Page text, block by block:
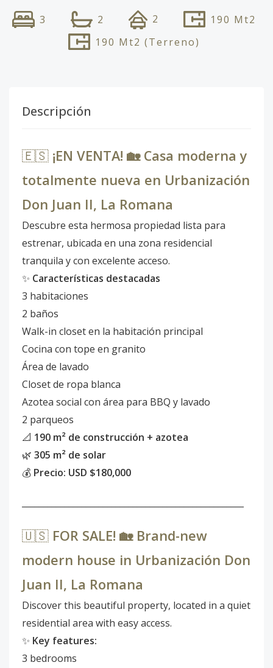
3 2 2 190 Mt2
190 Mt2 (Terreno)
Descripción
🇪🇸 ¡EN VENTA! 🏡 Casa moderna y
totalmente nueva en Urbanización
Don Juan II, La Romana
Descubre esta hermosa propiedad lista para
estrenar, ubicada en una zona residencial
tranquila y con excelente acceso.
✨ Características destacadas
3 habitaciones
2 baños
Walk-in closet en la habitación principal
Cocina con tope en granito
Área de lavado
Closet de ropa blanca
Azotea social con área para BBQ y lavado
2 parqueos
📐 190 m² de construcción + azotea
🌿 305 m² de solar
💰 Precio: USD $180,000
🇺🇸 FOR SALE! 🏡 Brand-new
modern house in Urbanización Don
Juan II, La Romana
Discover this beautiful property, located in a quiet
residential area with easy access.
✨ Key features:
3 bedrooms